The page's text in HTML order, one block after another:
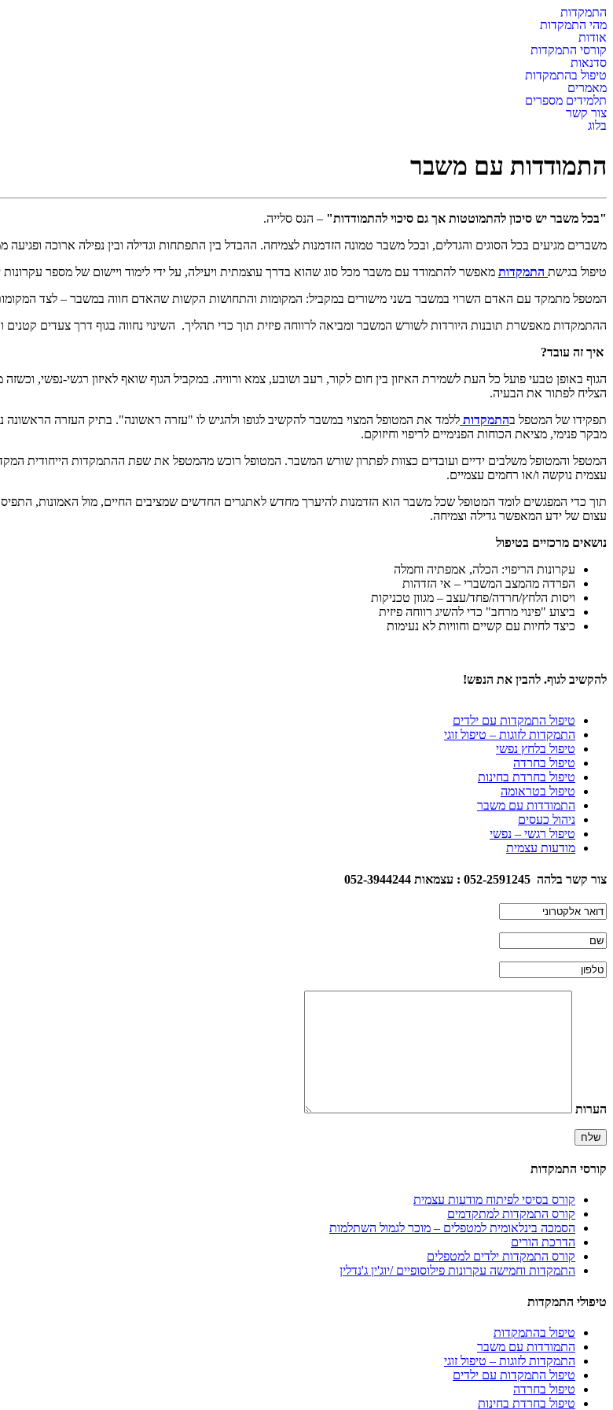
התמקדות
מהי התמקדות
אודות
קורסי התמקדות
סדנאות
טיפול בהתמקדות
מאמרים
תלמידים מספרים
צור קשר
בלוג
התמודדות עם משבר
"בכל משבר יש סיכון להתמוטטות אך גם סיכוי להתמודדות" – הנס סלייה.
משברים מגיעים בכל הסוגים והגדלים, ובכל משבר טמונה הזדמנות לצמיחה. ההבדל בין התפתחות וגדילה ובין נפילה ארוכה
טיפול בגישת התמקדות מאפשר להתמודד עם משבר מכל סוג שהוא בדרך עוצמתית ויעילה, על ידי לימוד ויישום של מספר
המטפל מתמקד עם האדם השרוי במשבר בשני מישורים במקביל: המקומות והתחושות הקשות שהאדם חווה במשבר – לצד
ההתמקדות מאפשרת תובנות היורדות לשורש המשבר ומביאה לרווחה פיזית תוך כדי תהליך. השינוי נחווה בגוף דרך צעדים קטנים
איך זה עובד?
הגוף באופן טבעי פועל כל העת לשמירת האיזון בין חום לקור, רעב ושובע, צמא ורוויה. במקביל הגוף שואף לאיזון רגשי-נפשי,
הצליח לפתור את הבעיה.
תפקידו של המטפל בהתמקדות ללמד את המטופל המצוי במשבר להקשיב לגופו ולהגיש לו "עזרה ראשונה". בתיק העזרה הראשונה
מבקר פנימי, מציאת הכוחות הפנימיים לריפוי וחיזוקם.
המטפל והמטופל משלבים ידיים ועובדים כצוות לפתרון שורש המשבר. המטופל רוכש מהמטפל את שפת ההתמקדות הייחודית
עצמית נוקשה ו/או רחמים עצמיים.
תוך כדי המפגשים לומד המטופל שכל משבר הוא הזדמנות להיערך מחדש לאתגרים החדשים שמציבים החיים, מול האמונות,
עצום של ידע המאפשר גדילה וצמיחה.
נושאים מרכזיים בטיפול
עקרונות הריפוי: הכלה, אמפתיה וחמלה
הפרדה מהמצב המשברי – אי הזדהות
ויסות הלחץ/חרדה/פחד/עצב – מגוון טכניקות
ביצוע "פינוי מרחב" כדי להשיג רווחה פיזית
כיצד לחיות עם קשיים וחוויות לא נעימות
להקשיב לגוף. להבין את הנפש!
טיפול התמקדות עם ילדים
התמקדות לזוגות – טיפול זוגי
טיפול בלחץ נפשי
טיפול בחרדה
טיפול בחרדת בחינות
טיפול בטראומה
התמודדות עם משבר
ניהול כעסים
טיפול רגשי – נפשי
מודעות עצמית
צור קשר בלהה 052-2591245 : עצמאות 052-3944244
הערות
קורסי התמקדות
קורס בסיסי לפיתוח מודעות עצמית
קורס התמקדות למתקדמים
הסמכה בינלאומית למטפלים – מוכר לגמול השתלמות
הדרכת הורים
קורס התמקדות ילדים למטפלים
התמקדות וחמישה עקרונות פילוסופיים /יוג'ין ג'נדלין
טיפולי התמקדות
טיפול בהתמקדות
התמודדות עם משבר
התמקדות לזוגות – טיפול זוגי
טיפול התמקדות עם ילדים
טיפול בחרדה
טיפול בחרדת בחינות